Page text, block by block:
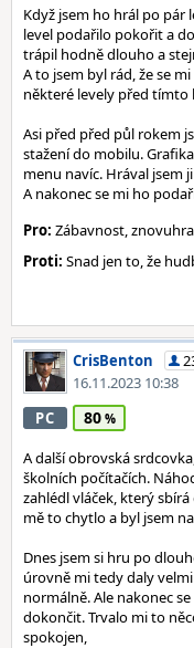
Když jsem ho hrál po pár
level podařilo pokořit a
trápil hodně dlouho a
A to jsem byl rád, že se
některé levely před tímto
Asi před před půl rokem
stažení do mobilu.
menu navíc. Hrával jsem
A nakonec se mi ho
Pro: Zábavnost,
Proti: Snad jen to, že
CrisBenton
16.11.2023 10:38
PC 80
A další obrovská
školních počítačích.
zahlédl vláček, který
mě to chytlo a byl jsem
Dnes jsem si hru po
úrovně mi tedy daly
normálně. Ale nakonec
dokončit. Trvalo mi to
spokojen,